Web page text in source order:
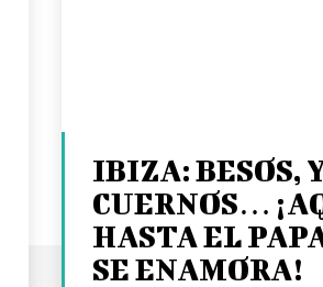
IBIZA: BESOS,
CUERNOS…
HASTA EL
SE ENAMORA!